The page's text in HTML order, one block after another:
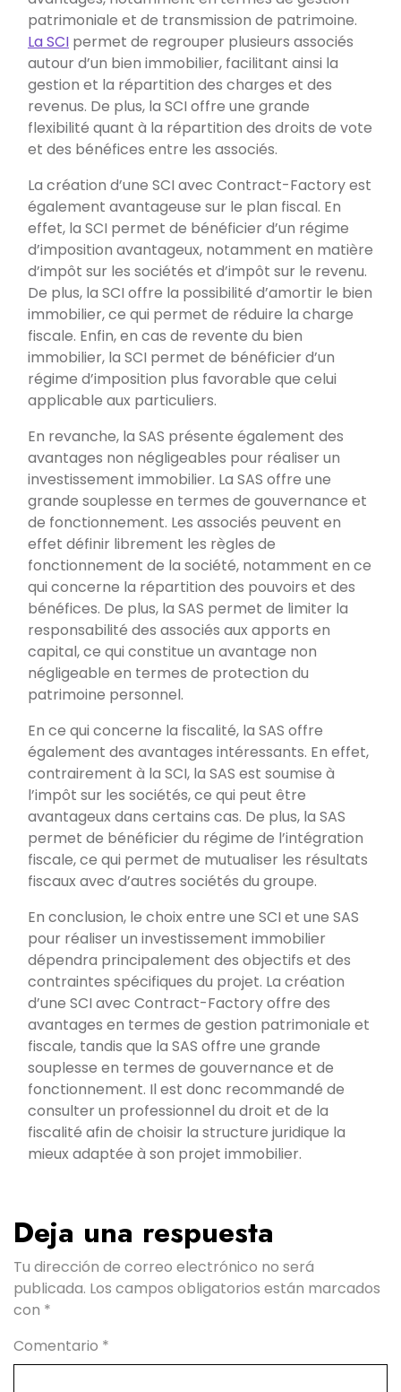
patrimoniale et de transmission de patrimoine.
La SCI permet de regrouper plusieurs associés
autour d’un bien immobilier, facilitant ainsi la
gestion et la répartition des charges et des
revenus. De plus, la SCI offre une grande
flexibilité quant à la répartition des droits de vote
et des bénéfices entre les associés.
La création d’une SCI avec Contract-Factory est
également avantageuse sur le plan fiscal. En
effet, la SCI permet de bénéficier d’un régime
d’imposition avantageux, notamment en matière
d’impôt sur les sociétés et d’impôt sur le revenu.
De plus, la SCI offre la possibilité d’amortir le bien
immobilier, ce qui permet de réduire la charge
fiscale. Enfin, en cas de revente du bien
immobilier, la SCI permet de bénéficier d’un
régime d’imposition plus favorable que celui
applicable aux particuliers.
En revanche, la SAS présente également des
avantages non négligeables pour réaliser un
investissement immobilier. La SAS offre une
grande souplesse en termes de gouvernance et
de fonctionnement. Les associés peuvent en
effet définir librement les règles de
fonctionnement de la société, notamment en ce
qui concerne la répartition des pouvoirs et des
bénéfices. De plus, la SAS permet de limiter la
responsabilité des associés aux apports en
capital, ce qui constitue un avantage non
négligeable en termes de protection du
patrimoine personnel.
En ce qui concerne la fiscalité, la SAS offre
également des avantages intéressants. En effet,
contrairement à la SCI, la SAS est soumise à
l’impôt sur les sociétés, ce qui peut être
avantageux dans certains cas. De plus, la SAS
permet de bénéficier du régime de l’intégration
fiscale, ce qui permet de mutualiser les résultats
fiscaux avec d’autres sociétés du groupe.
En conclusion, le choix entre une SCI et une SAS
pour réaliser un investissement immobilier
dépendra principalement des objectifs et des
contraintes spécifiques du projet. La création
d’une SCI avec Contract-Factory offre des
avantages en termes de gestion patrimoniale et
fiscale, tandis que la SAS offre une grande
souplesse en termes de gouvernance et de
fonctionnement. Il est donc recommandé de
consulter un professionnel du droit et de la
fiscalité afin de choisir la structure juridique la
mieux adaptée à son projet immobilier.
Deja una respuesta
Tu dirección de correo electrónico no será
publicada. Los campos obligatorios están marcados
con *
Comentario *